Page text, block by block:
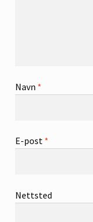
Navn *
E-post *
Nettsted